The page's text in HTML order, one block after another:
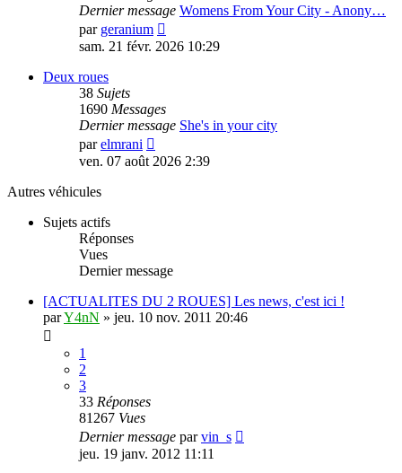
Dernier message Womens From Your City - Anony…
par geranium
le
sam. 21 févr. 2026 10:29
Deux roues
38 Sujets
1690 Messages
Dernier message She's in your city
parelmrani
le
ven. 07 août 2026 2:39
Autres véhicules
Sujets actifs
Réponses
Vues
Dernier message
[ACTUALITES DU 2 ROUES] Les news, c'est ici !
parY4nN » jeu. 10 nov. 2011 20:46
1
2
3
33 Réponses
81267 Vues
Dernier message parvin_s
jeu. 19 janv. 2012 11:11